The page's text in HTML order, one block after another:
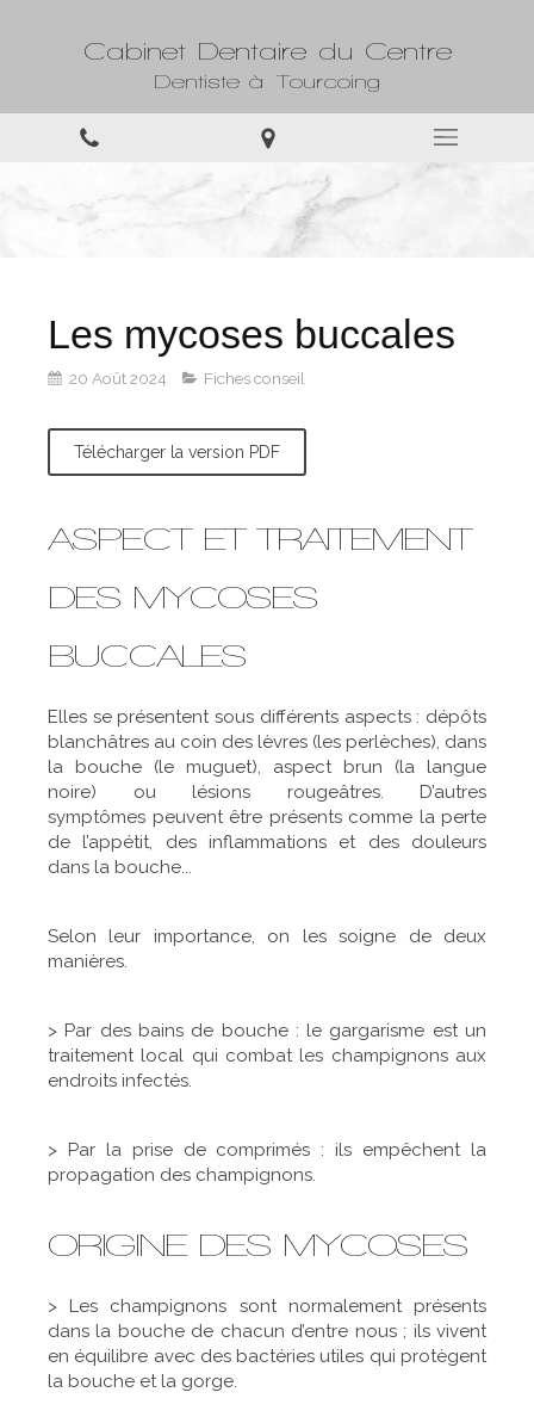
Cabinet Dentaire du Centre
Dentiste à Tourcoing
Les mycoses buccales
20 Août 2024 Fiches conseil
Télécharger la version PDF
ASPECT ET TRAITEMENT
DES MYCOSES
BUCCALES
Elles se présentent sous différents aspects : dépôts
blanchâtres au coin des lèvres (les perlèches), dans
la bouche (le muguet), aspect brun (la langue
noire) ou lésions rougeâtres. D’autres
symptômes peuvent être présents comme la perte
de l’appétit, des inflammations et des douleurs
dans la bouche...
Selon leur importance, on les soigne de deux
manières.
> Par des bains de bouche : le gargarisme est un
traitement local qui combat les champignons aux
endroits infectés.
> Par la prise de comprimés : ils empêchent la
propagation des champignons.
ORIGINE DES MYCOSES
> Les champignons sont normalement présents
dans la bouche de chacun d’entre nous ; ils vivent
en équilibre avec des bactéries utiles qui protègent
la bouche et la gorge.